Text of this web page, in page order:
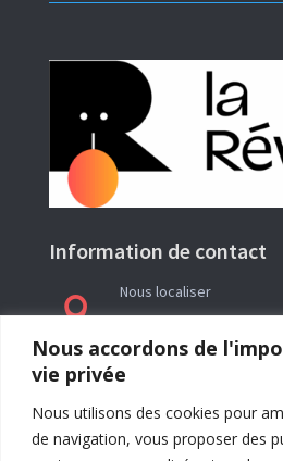
Nous accordons de
vie privée
Nous utilisons des cookies pour
de navigation, vous proposer des
Information de contact

Nous localiser
Le siège social de
trouve en Ariège (09) à
09290 Gabre